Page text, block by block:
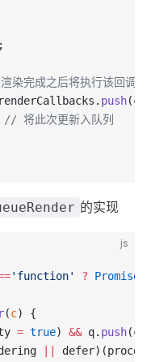
;
染完成之后将执行该回调
push
// 将此次更新入队列
的实现
js
'function' ? Promise
(c) {
= true) && q. push